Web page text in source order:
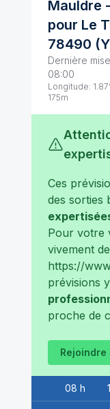
Mauldre
pour Le
78490 (
Dernière
08:00
Longitude: 1.87
175m
Ces
des sorties
Pour votre
vivement
https://
prévisions
proche de
Date
08 h